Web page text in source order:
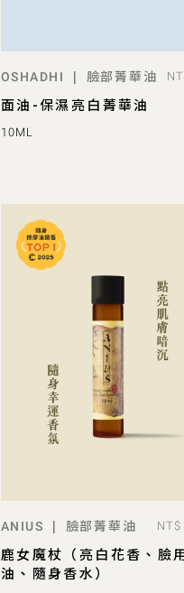
ADD TO BAG
OSHADHI | 臉部菁華油
面油-保濕亮白菁華油
10ML
ADD TO BAG
ANIUS | 臉部菁華油 NT$
鹿女魔杖（亮白花香、臉
油、隨身香水）